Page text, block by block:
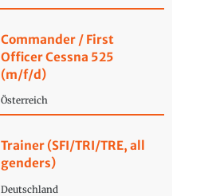
Commander / First
Officer Cessna 525
(m/f/d)
Österreich
Trainer (SFI/TRI/TRE, all
genders)
Deutschland